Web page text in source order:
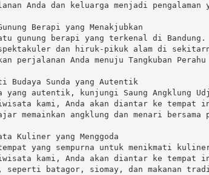
Anda dan keluarga menjadi pengalaman
Berapi yang Menakjubkan
gunung berapi yang terkenal di
spektakuler dan hiruk-pikuk alam di
perjalanan Anda menuju Tangkuban
Budaya Sunda yang Autentik
yang autentik, kunjungi Saung Angklung
kami, Anda akan diantar ke tempat
memainkan angklung dan menari bersama
Kuliner yang Menggoda
yang sempurna untuk menikmati
kami, Anda akan diantar ke tempat
batagor, siomay, dan makanan